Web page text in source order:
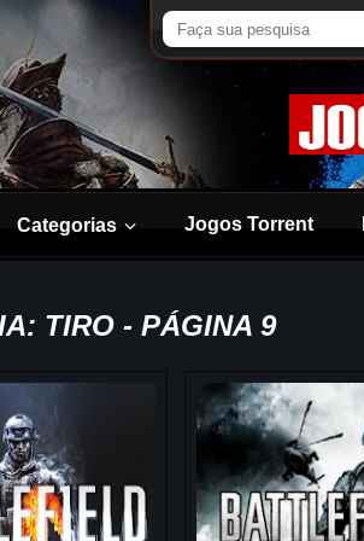
Categorias Jogos Torrent
TIRO - PÁGINA 9